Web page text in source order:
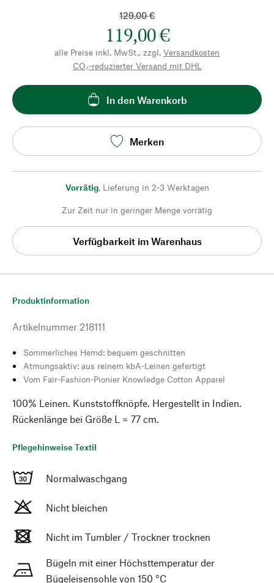
129,00 €
119,00 €
alle Preise inkl. MwSt., zzgl. Versandkosten
CO₂-reduzierter Versand mit DHL
In den Warenkorb
Merken
Vorrätig, Lieferung in 2-3 Werktagen
Zur Zeit nur in geringer Menge vorrätig
Verfügbarkeit im Warenhaus
Produktinformation
Artikelnummer 218111
Sommerliches Hemd: bequem geschnitten
Atmungsaktiv: aus reinem kbA-Leinen gefertigt
Vom Fair-Fashion-Pionier Knowledge Cotton Apparel
100% Leinen. Kunststoffknöpfe. Hergestellt in Indien.
Rückenlänge bei Größe L = 77 cm.
Pflegehinweise Textil
Normalwaschgang
Nicht bleichen
Nicht im Tumbler / Trockner trocknen
Bügeln mit einer Höchsttemperatur der
Bügeleisensohle von 150 °C